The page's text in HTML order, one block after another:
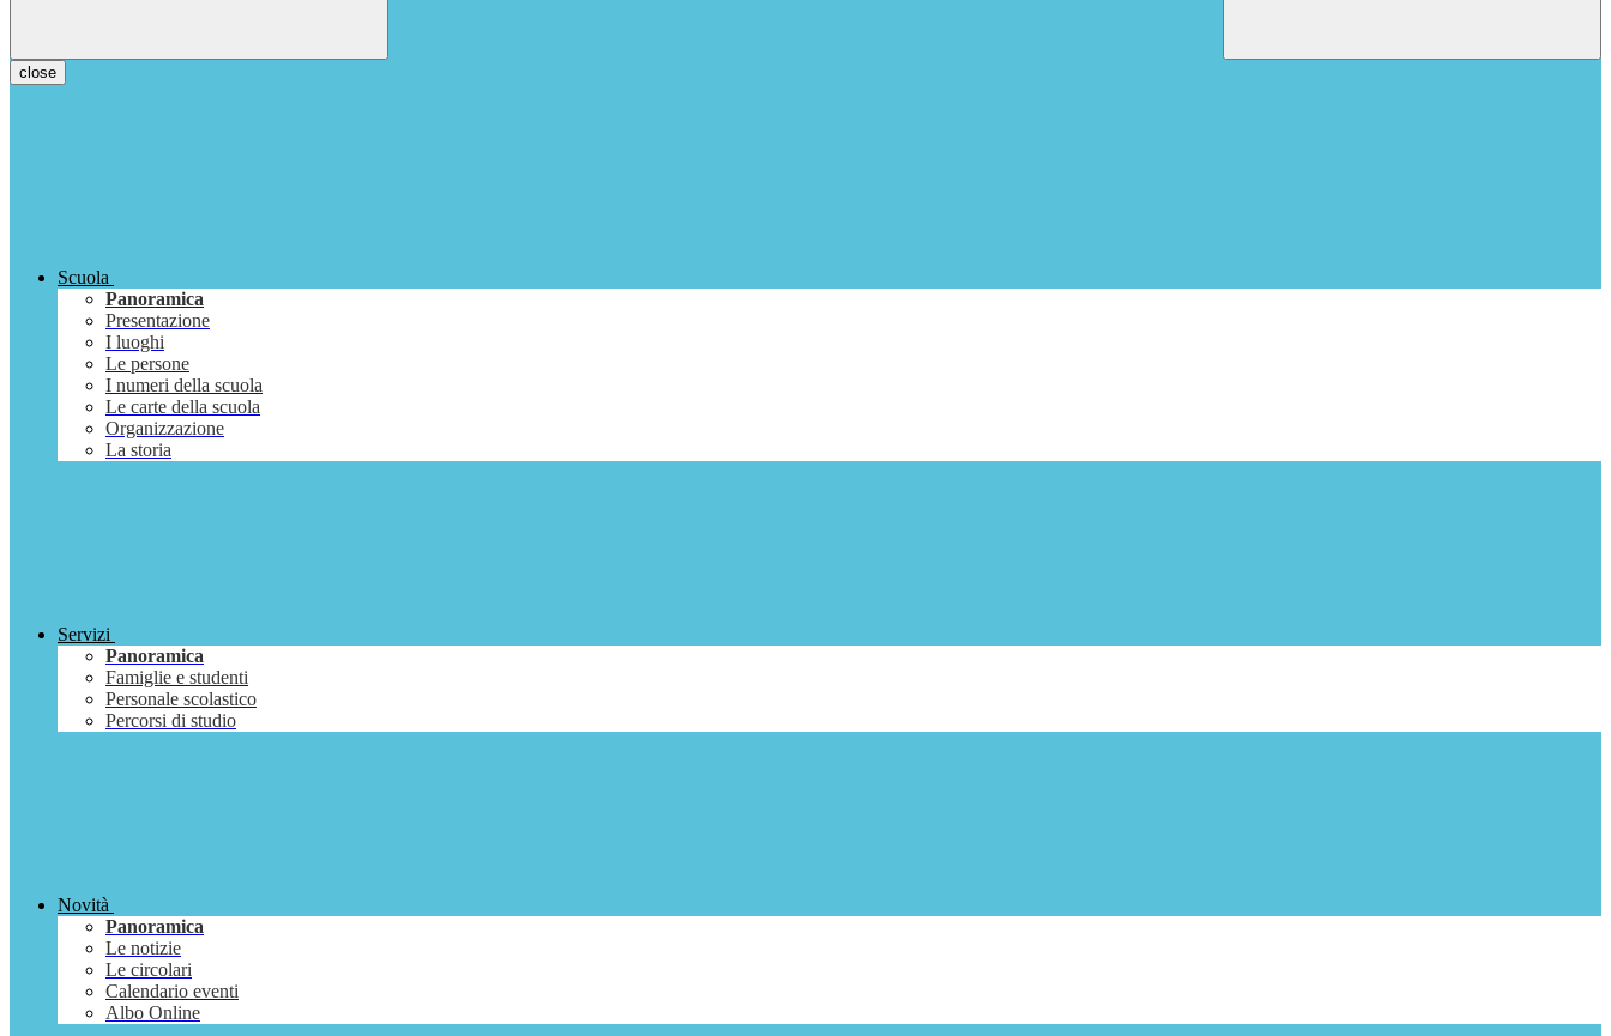
close
Scuola
Panoramica
Presentazione
I luoghi
Le persone
I numeri della scuola
Le carte della scuola
Organizzazione
La storia
Servizi
Panoramica
Famiglie e studenti
Personale scolastico
Percorsi di studio
Novità
Panoramica
Le notizie
Le circolari
Calendario eventi
Albo Online